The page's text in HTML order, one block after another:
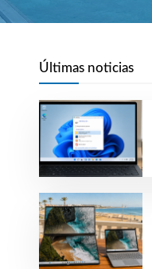
Últimas noticias